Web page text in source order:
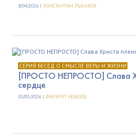
8/04/2026 | КОНСТАНТИН ЛЫСАКОВ
СЕРИЯ БЕСЕД О СМЫСЛЕ ВЕРЫ И ЖИЗНИ
[ПРОСТО НЕПРОСТО] Слава
сердце
30/03/2026 | ФИЛИПП ЧЕВЕЛЁВ